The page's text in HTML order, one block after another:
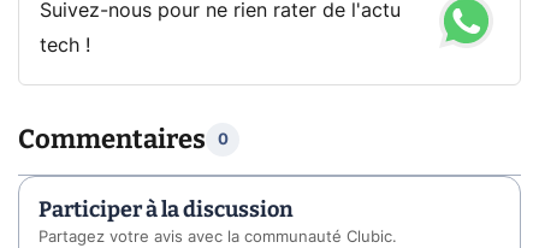
Suivez-nous pour ne rien rater de l'actu
tech !
Commentaires 0
Participer à la discussion
Partagez votre avis avec la communauté Clubic.